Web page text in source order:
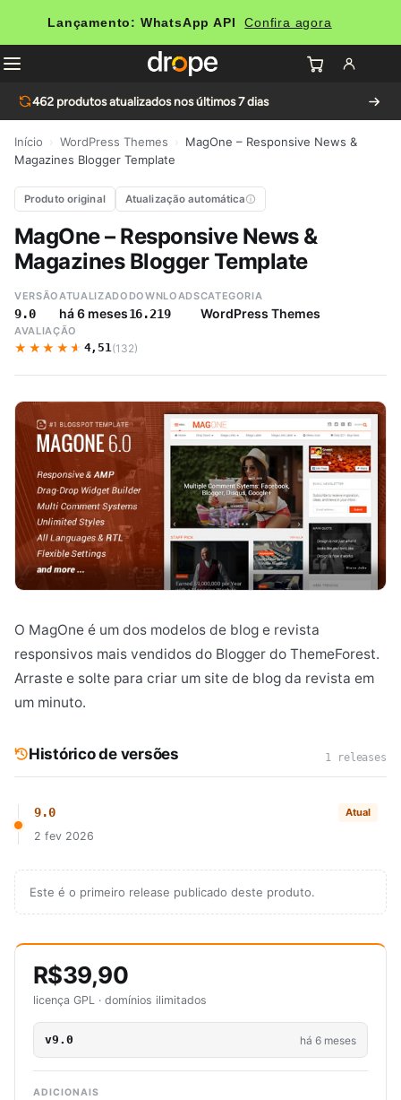
Lançamento: WhatsApp API Confira agora
462 produtos atualizados nos últimos 7 dias
Início WordPress Themes
MagOne – Responsive News &
Magazines Blogger Template
Produto original Atualização automática
MagOne – Responsive News &
Magazines Blogger Template
VERSÃO
9.0
ATUALIZADO
há 6 meses
DOWNLOADS
16.219
CATEGORIA
WordPress Themes
AVALIAÇÃO
★★★★★
★★★★★ 4,51(132)
O MagOne é um dos modelos de blog e revista
responsivos mais vendidos do Blogger do ThemeForest.
Arraste e solte para criar um site de blog da revista em
um minuto.
Histórico de versões 1 releases
9.0 Atual
2 fev 2026
Este é o primeiro release publicado deste produto.
R$39,90
licença GPL · domínios ilimitados
v9.0 há 6 meses
ADICIONAIS